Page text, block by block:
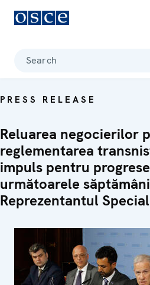
Search
PRESS RELEASE
Reluarea negocierilor
reglementarea
impuls pentru
următoarele
Reprezentantul